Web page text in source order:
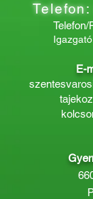
Telefon/
E-